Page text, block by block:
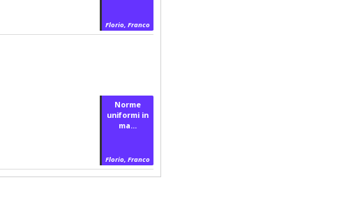
Florio, Franco
Norme
uniformi in
ma...
Florio, Franco